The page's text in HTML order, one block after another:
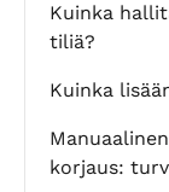
Kuinka
tiliä?
Kuinka
korjaus: